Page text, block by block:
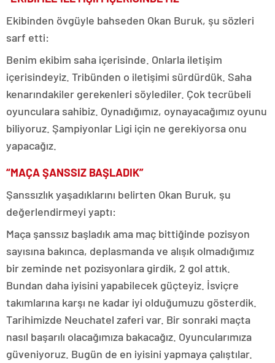
Ekibinden övgüyle bahseden Okan Buruk, şu sözleri
sarf etti:
Benim ekibim saha içerisinde. Onlarla iletişim
içerisindeyiz. Tribünden o iletişimi sürdürdük. Saha
kenarındakiler gerekenleri söylediler. Çok tecrübeli
oyunculara sahibiz. Oynadığımız, oynayacağımız oyunu
biliyoruz. Şampiyonlar Ligi için ne gerekiyorsa onu
yapacağız.
“MAÇA ŞANSSIZ BAŞLADIK”
Şanssızlık yaşadıklarını belirten Okan Buruk, şu
değerlendirmeyi yaptı:
Maça şanssız başladık ama maç bittiğinde pozisyon
sayısına bakınca, deplasmanda ve alışık olmadığımız
bir zeminde net pozisyonlara girdik, 2 gol attık.
Bundan daha iyisini yapabilecek güçteyiz. İsviçre
takımlarına karşı ne kadar iyi olduğumuzu gösterdik.
Tarihimizde Neuchatel zaferi var. Bir sonraki maçta
nasıl başarılı olacağımıza bakacağız. Oyuncularımıza
güveniyoruz. Bugün de en iyisini yapmaya çalıştılar.